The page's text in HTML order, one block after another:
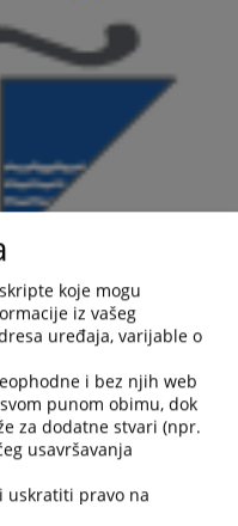
koje mogu
iz vašeg
uređaja, varijable o
i bez njih web
punom obimu, dok
za dodatne stvari (npr.
usavršavanja
uskratiti pravo na